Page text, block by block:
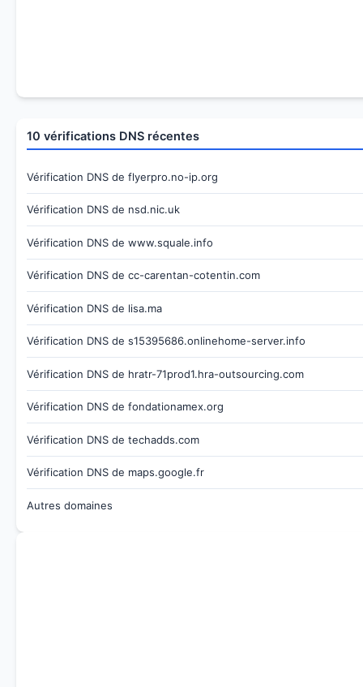
10 vérifications DNS récentes
Vérification DNS de flyerpro.no-ip.org
Vérification DNS de nsd.nic.uk
Vérification DNS de www.squale.info
Vérification DNS de cc-carentan-cotentin.com
Vérification DNS de lisa.ma
Vérification DNS de s15395686.onlinehome-server.info
Vérification DNS de hratr-71prod1.hra-outsourcing.com
Vérification DNS de fondationamex.org
Vérification DNS de techadds.com
Vérification DNS de maps.google.fr
Autres domaines